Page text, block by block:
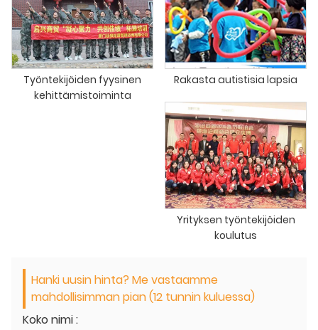
Työntekijöiden fyysinen
kehittämistoiminta
Rakasta autistisia lapsia
Yrityksen työntekijöiden
koulutus
Hanki uusin hinta? Me vastaamme
mahdollisimman pian (12 tunnin kuluessa)
Koko nimi :